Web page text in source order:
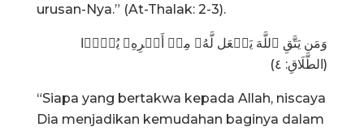
urusan-Nya.” (At-Thalak: 2-3).
وَمَن یَتَّقِ ٱللَّهَ یَجۡعَل لَّهُۥ مِنۡ أَمۡرِهِۦ یُسۡرࣰا
(الطَّلَاقِ: ٤)
“Siapa yang bertakwa kepada Allah, niscaya
Dia menjadikan kemudahan baginya dalam